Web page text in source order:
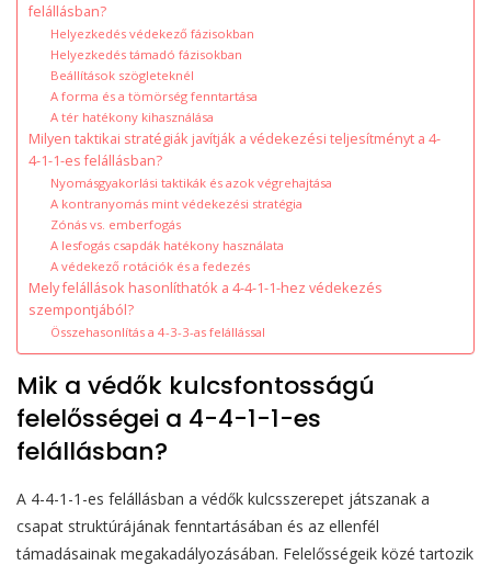
felállásban?
Helyezkedés védekező fázisokban
Helyezkedés támadó fázisokban
Beállítások szögleteknél
A forma és a tömörség fenntartása
A tér hatékony kihasználása
Milyen taktikai stratégiák javítják a védekezési teljesítményt a 4-
4-1-1-es felállásban?
Nyomásgyakorlási taktikák és azok végrehajtása
A kontranyomás mint védekezési stratégia
Zónás vs. emberfogás
A lesfogás csapdák hatékony használata
A védekező rotációk és a fedezés
Mely felállások hasonlíthatók a 4-4-1-1-hez védekezés
szempontjából?
Összehasonlítás a 4-3-3-as felállással
Mik a védők kulcsfontosságú
felelősségei a 4-4-1-1-es
felállásban?
A 4-4-1-1-es felállásban a védők kulcsszerepet játszanak a
csapat struktúrájának fenntartásában és az ellenfél
támadásainak megakadályozásában. Felelősségeik közé tartozik